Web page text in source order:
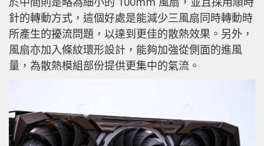
針的轉動方式，這個好處是能減少三風扇同時轉動時
所產生的擾流問題，以達到更佳的散熱效果。另外，
風扇亦加入條紋環形設計，能夠加強從側面的進風
量，為散熱模組部份提供更集中的氣流。